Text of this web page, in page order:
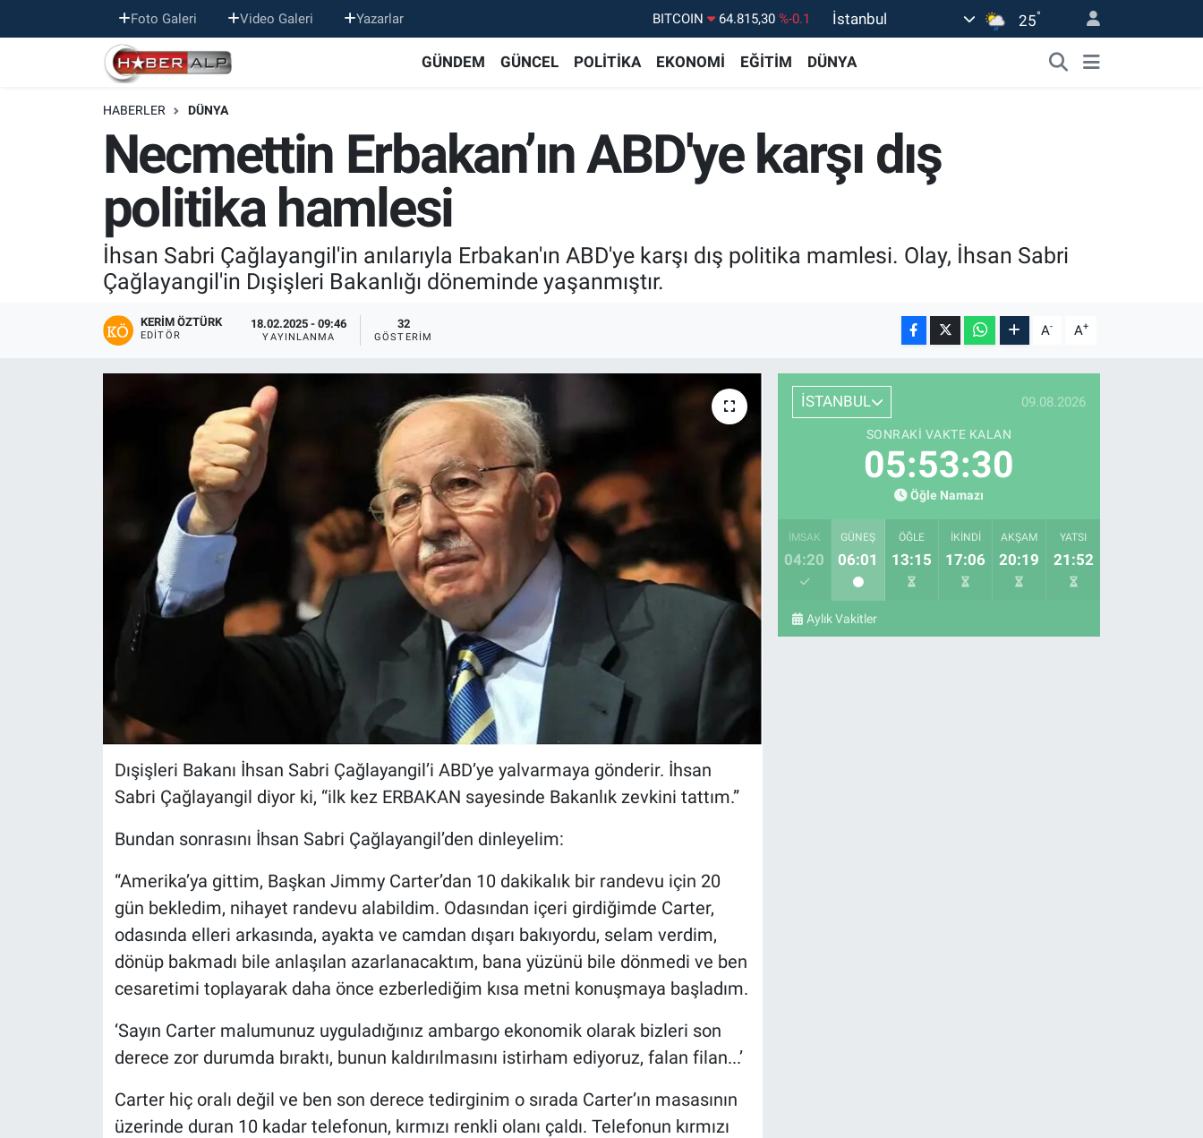
Foto Galeri Video Galeri Yazarlar BITCOIN 64.815,30 %-0.1
GRAM ALTIN
6660.55 %0
BİST100
13.779 %-14
İstanbul 25°
GÜNDEM GÜNCEL POLİTİKA EKONOMİ EĞİTİM DÜNYA
HABERLER DÜNYA
Necmettin Erbakan’ın ABD'ye karşı dış
politika hamlesi
İhsan Sabri Çağlayangil'in anılarıyla Erbakan'ın ABD'ye karşı dış politika mamlesi. Olay, İhsan Sabri
Çağlayangil'in Dışişleri Bakanlığı döneminde yaşanmıştır.
KERIM ÖZTÜRK
EDITÖR
18.02.2025 - 09:46
YAYINLANMA
32
GÖSTERIM A- A+
Dışişleri Bakanı İhsan Sabri Çağlayangil’i ABD’ye yalvarmaya gönderir. İhsan
Sabri Çağlayangil diyor ki, “ilk kez ERBAKAN sayesinde Bakanlık zevkini tattım.”
Bundan sonrasını İhsan Sabri Çağlayangil’den dinleyelim:
“Amerika’ya gittim, Başkan Jimmy Carter’dan 10 dakikalık bir randevu için 20
gün bekledim, nihayet randevu alabildim. Odasından içeri girdiğimde Carter,
odasında elleri arkasında, ayakta ve camdan dışarı bakıyordu, selam verdim,
dönüp bakmadı bile anlaşılan azarlanacaktım, bana yüzünü bile dönmedi ve ben
cesaretimi toplayarak daha önce ezberlediğim kısa metni konuşmaya başladım.
‘Sayın Carter malumunuz uyguladığınız ambargo ekonomik olarak bizleri son
derece zor durumda bıraktı, bunun kaldırılmasını istirham ediyoruz, falan filan...’
Carter hiç oralı değil ve ben son derece tedirginim o sırada Carter’ın masasının
üzerinde duran 10 kadar telefonun, kırmızı renkli olanı çaldı. Telefonun kırmızı
İSTANBUL 09.08.2026
SONRAKI VAKTE KALAN
05:53:29
Öğle Namazı
İMSAK
04:20
GÜNEŞ
06:01
ÖĞLE
13:15
İKINDI
17:06
AKŞAM
20:19
YATSI
21:52
Aylık Vakitler
Nöbetçi Eczaneler
Hava Durumu
Trafik Durumu
Süper Lig Puan Durumu ve Fikstür
Tüm Manşetler
Son Dakika Haberleri
Haber Arşivi